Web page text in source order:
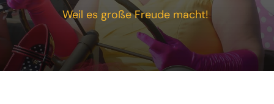
Weil es große Freude macht!